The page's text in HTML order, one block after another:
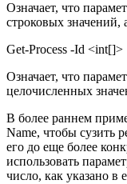
Означает, что
строковых значений,
Get-Process -Id <int[]>
Означает, что
целочисленных
В более раннем
Name, чтобы сузить
его до еще более
использовать
число, как указано в